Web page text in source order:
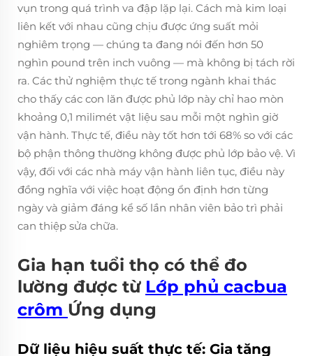
vụn trong quá trình va đập lặp lại. Cách mà kim loại
liên kết với nhau cũng chịu được ứng suất mỏi
nghiêm trọng — chúng ta đang nói đến hơn 50
nghìn pound trên inch vuông — mà không bị tách rời
ra. Các thử nghiệm thực tế trong ngành khai thác
cho thấy các con lăn được phủ lớp này chỉ hao mòn
khoảng 0,1 milimét vật liệu sau mỗi một nghìn giờ
vận hành. Thực tế, điều này tốt hơn tới 68% so với các
bộ phận thông thường không được phủ lớp bảo vệ. Vì
vậy, đối với các nhà máy vận hành liên tục, điều này
đồng nghĩa với việc hoạt động ổn định hơn từng
ngày và giảm đáng kể số lần nhân viên bảo trì phải
can thiệp sửa chữa.
Gia hạn tuổi thọ có thể đo
lường được từ Lớp phủ cacbua
crôm Ứng dụng
Dữ liệu hiệu suất thực tế: Gia tăng